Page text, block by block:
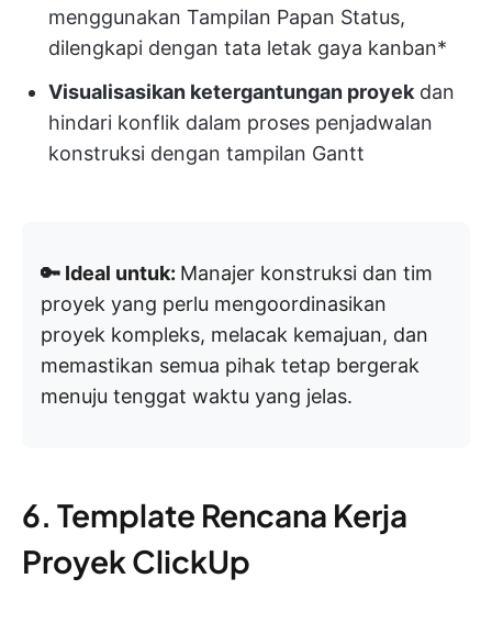
menggunakan Tampilan Papan Status,
dilengkapi dengan tata letak gaya kanban*
Visualisasikan ketergantungan proyekdan
hindari konflik dalam proses penjadwalan
konstruksi dengan tampilan Gantt
🔑 Ideal untuk: Manajer konstruksi dan tim
proyek yang perlu mengoordinasikan
proyek kompleks, melacak kemajuan, dan
memastikan semua pihak tetap bergerak
menuju tenggat waktu yang jelas.
6. Template Rencana Kerja
Proyek ClickUp